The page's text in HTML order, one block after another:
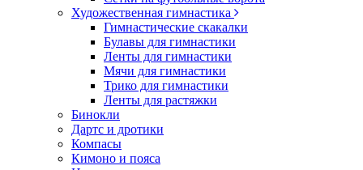
Художественная гимнастика
Гимнастические скакалки
Булавы для гимнастики
Ленты для гимнастики
Мячи для гимнастики
Трико для гимнастики
Ленты для растяжки
Бинокли
Дартс и дротики
Компасы
Кимоно и пояса